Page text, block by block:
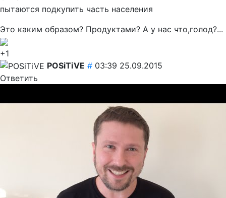
пытаются подкупить часть населения
Это каким образом? Продуктами? А у нас что,голод?...
+1
POSiTiVE # 03:39 25.09.2015
Ответить